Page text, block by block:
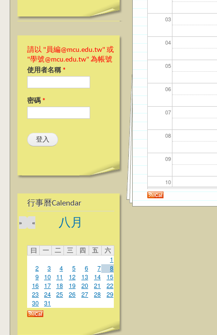
請以 "員編@mcu.edu.tw" 或
"學號@mcu.edu.tw" 為帳號
使用者名稱 *
密碼 *
行事曆Calendar
八月
«
»
曰 一 二 三 四 五
六
1
2
3 4 5 6 7
8
9
10 11 12 13 14
15
16
17 18 19 20 21
22
23
24 25 26 27 28
29
30
31
03
04
05
06
07
08
09
10
11